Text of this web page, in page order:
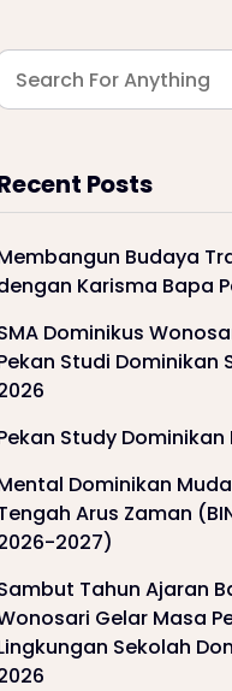
Posts
Budaya
Karisma Bapa
Dominikus
Studi Dominikan
Study Dominikan
Dominikan
Arus Zaman
2027)
Tahun Ajaran
Gelar Masa
Sekolah